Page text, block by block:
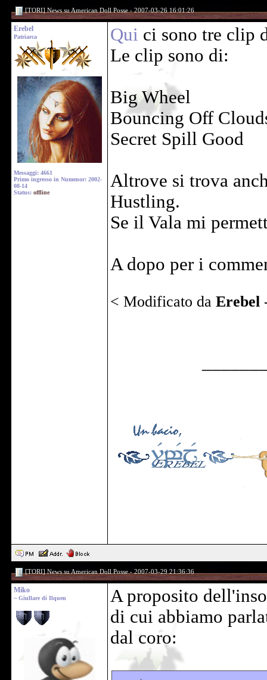
[TORI] News su American Doll Posse - 2007-03-26 16:01:26
Erebel
Patriarca
Messaggi: 4661
Primo ingresso in Numenor: 2002-
08-14
Status: offline
Qui ci sono tre clip
Le clip sono di:
Big Wheel
Bouncing Off
Secret Spill Good
Altrove si trova
Hustling.
Se il Vala mi
A dopo per i
< Modificato da Erebel
[TORI] News su American Doll Posse - 2007-03-29 21:36:36
Miko
~ Giullare di Ilquen
A proposito
di cui abbiamo
dal coro: